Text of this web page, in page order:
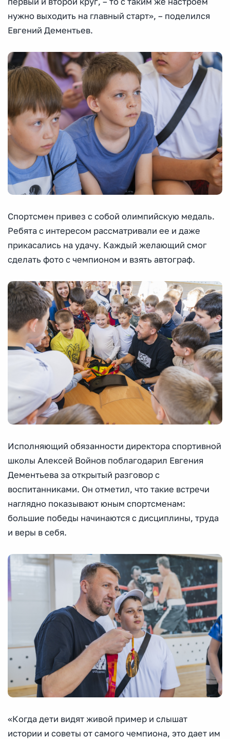
нужно выходить на главный старт», – поделился
Евгений Дементьев.
Спортсмен привез с собой олимпийскую медаль.
Ребята с интересом рассматривали ее и даже
прикасались на удачу. Каждый желающий смог
сделать фото с чемпионом и взять автограф.
Исполняющий обязанности директора спортивной
школы Алексей Войнов поблагодарил Евгения
Дементьева за открытый разговор с
воспитанниками. Он отметил, что такие встречи
наглядно показывают юным спортсменам:
большие победы начинаются с дисциплины, труда
и веры в себя.
«Когда дети видят живой пример и слышат
истории и советы от самого чемпиона, это дает им